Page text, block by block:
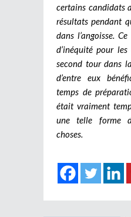
certains candidats
résultats pendant
dans l’angoisse.
d’inéquité pour
second tour dans
d’entre eux
temps de
était vraiment
une telle forme
choses.